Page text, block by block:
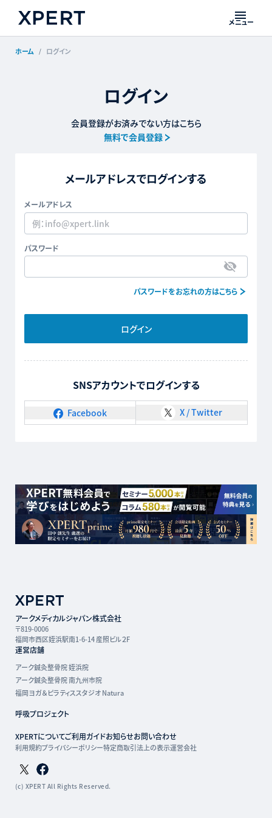
メニュー
ホーム ログイン
ログイン
会員登録がお済みでない方はこちら
無料で会員登録
メールアドレスでログインする
メールアドレス
パスワード
パスワードをお忘れの方はこちら
ログイン
SNSアカウントでログインする
Facebook X / Twitter
アークメディカルジャパン株式会社
〒819-0006
福岡市西区姪浜駅南1-6-14 産照ビル２F
運営店舗
アーク鍼灸整骨院 姪浜院
アーク鍼灸整骨院 南九州市院
福岡ヨガ＆ピラティススタジオ Natura
呼吸プロジェクト
XPERTについてご利用ガイドお知らせお問い合わせ
利用規約プライバシーポリシー特定商取引法上の表示運営会社
Twitterページ
Facebookページ
(c) XPERT All Rights Reserved.